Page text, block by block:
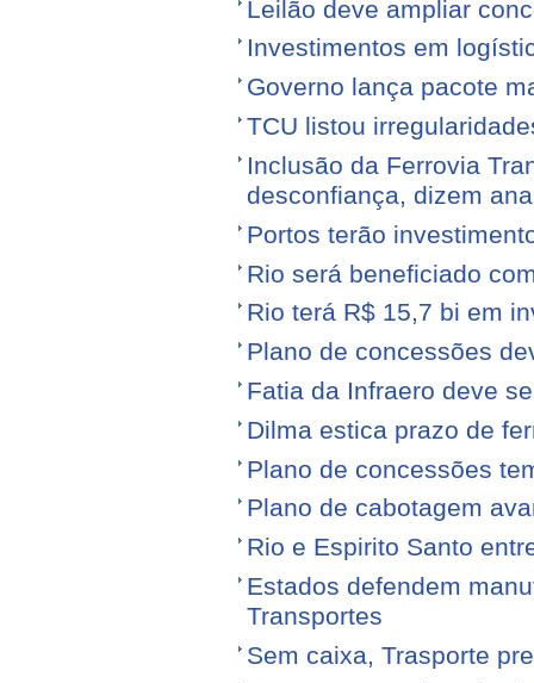
Leilão deve ampliar
Investimentos em
Governo lança pacote
TCU listou
Inclusão da Ferrovia
desconfiança, dizem
Portos terão
Rio será beneficiado
Rio terá R$ 15,7 bi em
Plano de concessões
Fatia da Infraero deve
Dilma estica prazo de
Plano de concessões
Plano de cabotagem
Rio e Espirito Santo
Estados defendem
Transportes
Sem caixa, Trasporte